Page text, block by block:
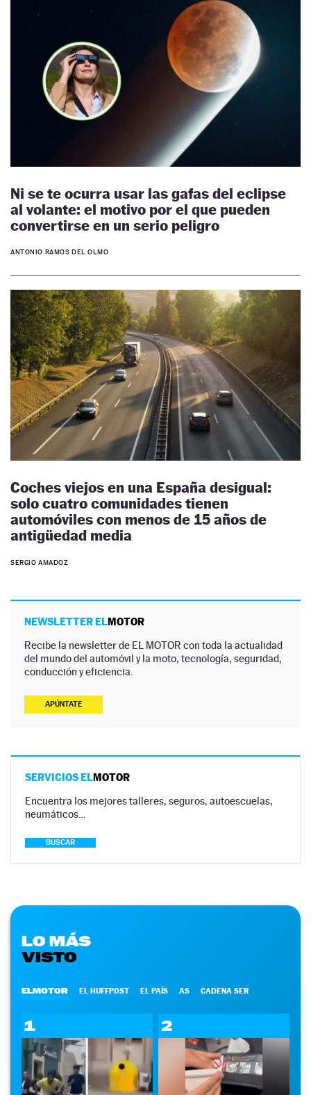
Ni se te ocurra usar las gafas del eclipse
al volante: el motivo por el que pueden
convertirse en un serio peligro
ANTONIO RAMOS DEL OLMO
Coches viejos en una España desigual:
solo cuatro comunidades tienen
automóviles con menos de 15 años de
antigüedad media
SERGIO AMADOZ
NEWSLETTER ELMOTOR
Recibe la newsletter de EL MOTOR con toda la actualidad
del mundo del automóvil y la moto, tecnología, seguridad,
conducción y eficiencia.
APÚNTATE
SERVICIOS ELMOTOR
Encuentra los mejores talleres, seguros, autoescuelas,
neumáticos…
BUSCAR
LO MÁS
VISTO
ELMOTOR EL HUFFPOST EL PAÍS AS CADENA SER
1 2